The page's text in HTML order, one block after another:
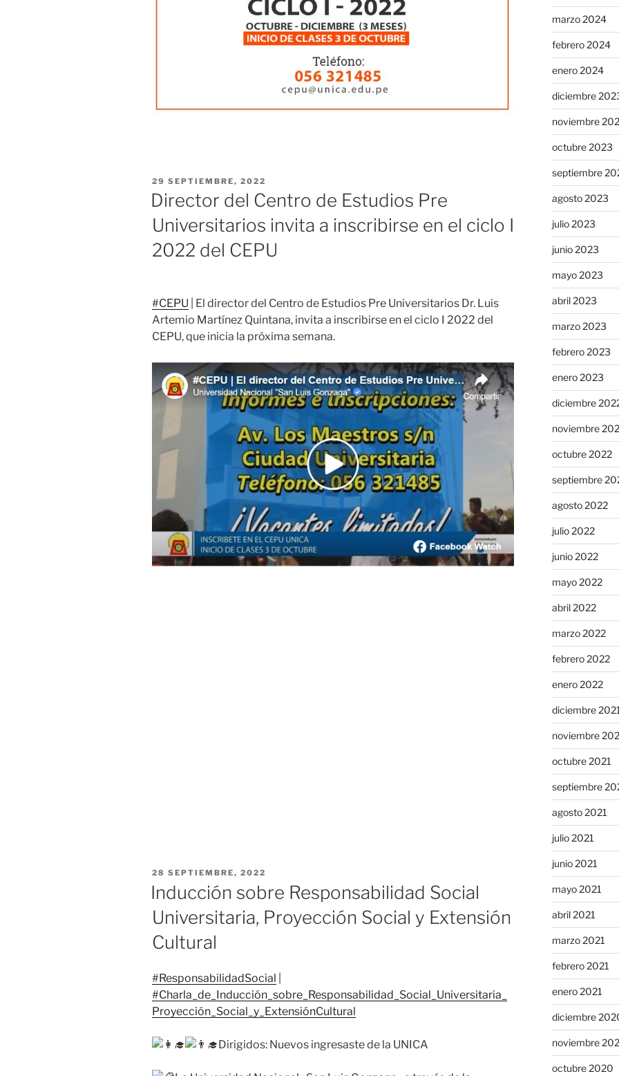
PUBLICADO
EL
29 SEPTIEMBRE, 2022
Director del Centro de Estudios Pre
Universitarios invita a inscribirse en el ciclo I
2022 del CEPU
#CEPU | El director del Centro de Estudios Pre Universitarios Dr. Luis
Artemio Martínez Quintana, invita a inscribirse en el ciclo I 2022 del
CEPU, que inicia la próxima semana.
PUBLICADO
EL
28 SEPTIEMBRE, 2022
Inducción sobre Responsabilidad Social
Universitaria, Proyección Social y Extensión
Cultural
#ResponsabilidadSocial
#Charla_de_Inducción_sobre_Responsabilidad_Social_Universitaria_
Proyección_Social_y_ExtensiónCultural
Dirigidos: Nuevos ingresaste de la UNICA
marzo 2024
febrero 2024
enero 2024
diciembre
noviembre
octubre 2023
septiembre
agosto 2023
julio 2023
junio 2023
mayo 2023
abril 2023
marzo 2023
febrero 2023
enero 2023
diciembre
noviembre
octubre 2022
septiembre
agosto 2022
julio 2022
junio 2022
mayo 2022
abril 2022
marzo 2022
febrero 2022
enero 2022
diciembre 2021
noviembre
octubre 2021
septiembre
agosto 2021
julio 2021
junio 2021
mayo 2021
abril 2021
marzo 2021
febrero 2021
enero 2021
diciembre
noviembre
octubre 2020